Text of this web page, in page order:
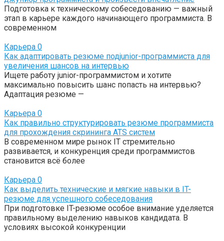
Подготовка к техническому собеседованию — важный
этап в карьере каждого начинающего программиста. В
современном
Карьера 0
Как адаптировать резюме подjunior-программиста для
увеличения шансов на интервью
Ищете работу junior-программистом и хотите
максимально повысить шанс попасть на интервью?
Адаптация резюме —
Карьера 0
Как правильно структурировать резюме программиста
для прохождения скрининга ATS систем
В современном мире рынок IT стремительно
развивается, и конкуренция среди программистов
становится всё более
Карьера 0
Как выделить технические и мягкие навыки в IT-
резюме для успешного собеседования
При подготовке IT-резюме особое внимание уделяется
правильному выделению навыков кандидата. В
условиях высокой конкуренции